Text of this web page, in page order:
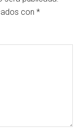
con*